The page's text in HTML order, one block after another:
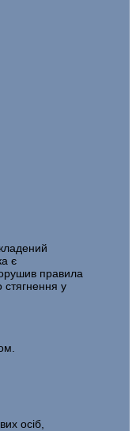
є
правила
стягнення у
осіб,